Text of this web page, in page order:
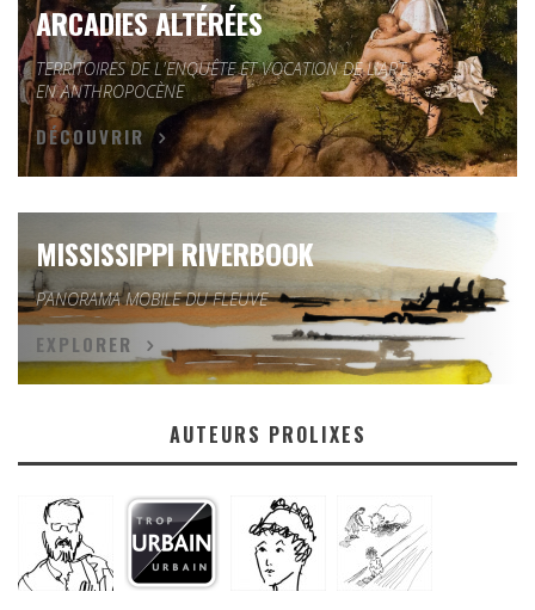
ARCADIES ALTÉRÉES
TERRITOIRES DE L'ENQUÊTE ET VOCATION DE L'ART
EN ANTHROPOCÈNE
DÉCOUVRIR
MISSISSIPPI RIVERBOOK
PANORAMA MOBILE DU FLEUVE
EXPLORER
AUTEURS PROLIXES